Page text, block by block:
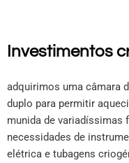
Investimentos
adquirimos uma câmara
duplo para permitir
munida de variadíssimas
necessidades de
elétrica e tubagens